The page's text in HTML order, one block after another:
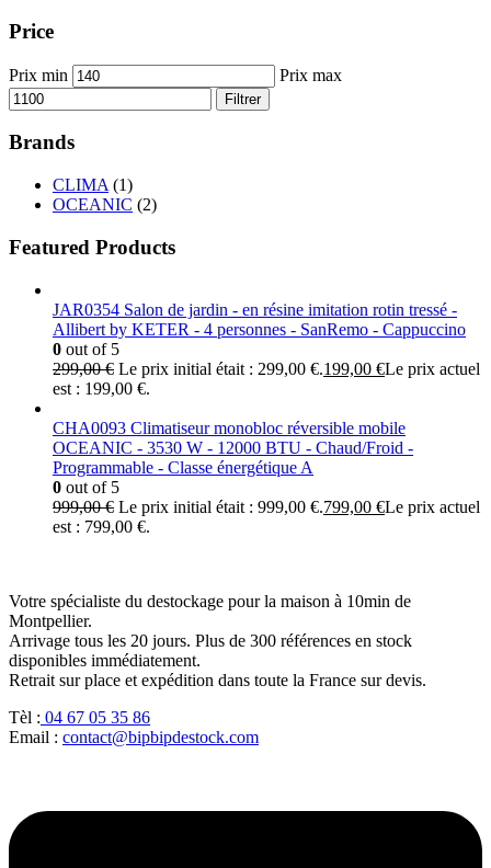
Price
Prix min Prix max
Filtrer
Brands
CLIMA (1)
OCEANIC (2)
Featured Products
JAR0354 Salon de jardin - en résine imitation rotin tressé -
Allibert by KETER - 4 personnes - SanRemo - Cappuccino
0 out of 5
299,00€ Le prix initial était : 299,00 €.199,00 €Le prix actuel
est : 199,00 €.
CHA0093 Climatiseur monobloc réversible mobile
OCEANIC - 3530 W - 12000 BTU - Chaud/Froid -
Programmable - Classe énergétique A
0 out of 5
999,00€ Le prix initial était : 999,00 €.799,00 €Le prix actuel
est : 799,00 €.
Votre spécialiste du destockage pour la maison à 10min de
Montpellier.
Arrivage tous les 20 jours. Plus de 300 références en stock
disponibles immédiatement.
Retrait sur place et expédition dans toute la France sur devis.
Tèl : 04 67 05 35 86
Email : contact@bipbipdestock.com